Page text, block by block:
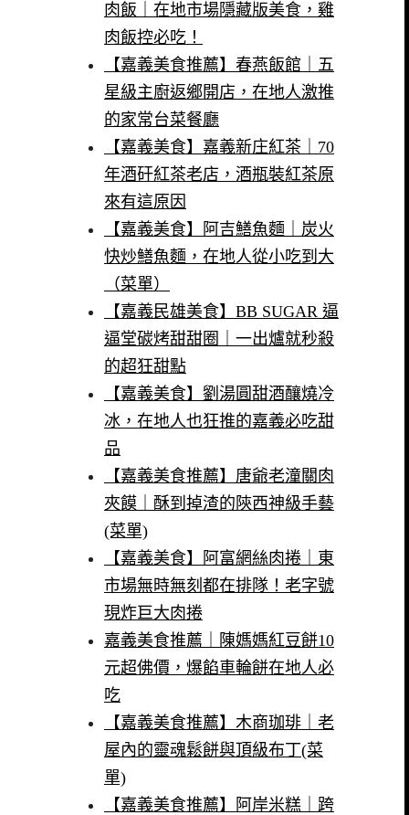
肉飯｜在地市場隱藏版美食，雞
肉飯控必吃！
【嘉義美食推薦】春燕飯館｜五
星級主廚返鄉開店，在地人激推
的家常台菜餐廳
【嘉義美食】嘉義新庄紅茶｜70
年酒矸紅茶老店，酒瓶裝紅茶原
來有這原因
【嘉義美食】阿吉鱔魚麵｜炭火
快炒鱔魚麵，在地人從小吃到大
（菜單）
【嘉義民雄美食】BB SUGAR 逼
逼堂碳烤甜甜圈｜一出爐就秒殺
的超狂甜點
【嘉義美食】劉湯圓甜酒釀燒冷
冰，在地人也狂推的嘉義必吃甜
品
【嘉義美食推薦】唐爺老潼關肉
夾饃｜酥到掉渣的陝西神級手藝
(菜單)
【嘉義美食】阿富網絲肉捲｜東
市場無時無刻都在排隊！老字號
現炸巨大肉捲
嘉義美食推薦｜陳媽媽紅豆餅10
元超佛價，爆餡車輪餅在地人必
吃
【嘉義美食推薦】木商珈琲｜老
屋內的靈魂鬆餅與頂級布丁(菜
單)
【嘉義美食推薦】阿岸米糕｜跨